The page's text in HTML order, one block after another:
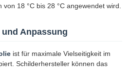
18 °C bis 28 °C angewendet wird.
Anpassung
ist für maximale Vielseitigkeit im
Schilderhersteller können das